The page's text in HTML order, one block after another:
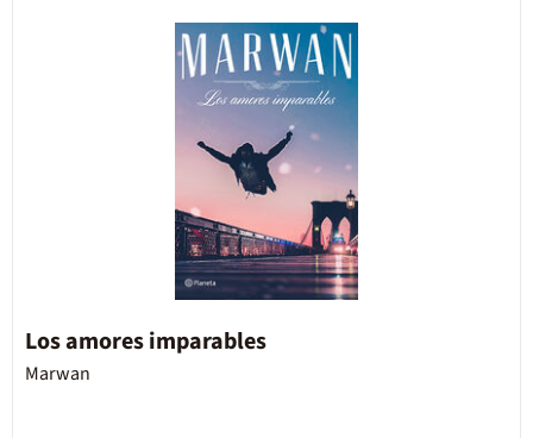
Los amores imparables
Marwan